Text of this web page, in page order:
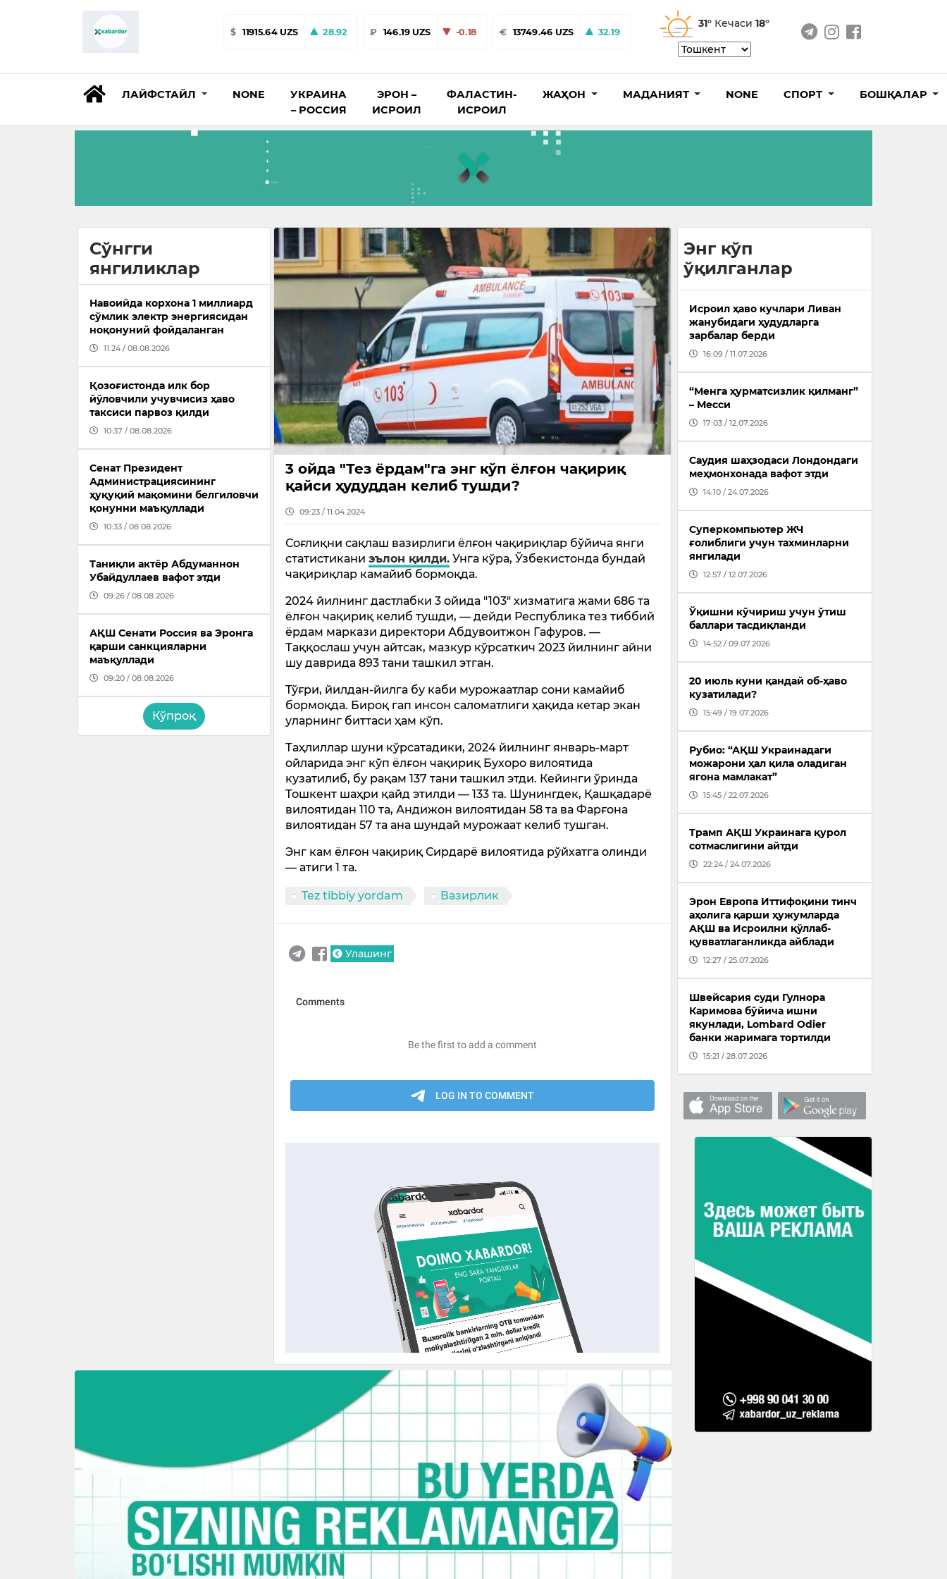
$ 11915.64 UZS 28.92 ₽ 146.19 UZS -0.18 € 13749.46 UZS 32.19
31° Кечаси 18°
ЛАЙФСТАЙЛ NONE
УКРАИНА
– РОССИЯ
ЭРОН –
ИСРОИЛ
ФАЛАСТИН-
ИСРОИЛ
ЖАҲОН МАДАНИЯТ NONE СПОРТ БОШҚАЛАР
Сўнгги
янгиликлар
Навоийда корхона 1 миллиард
сўмлик электр энергиясидан
ноқонуний фойдаланган
11:24 / 08.08.2026
Қозоғистонда илк бор
йўловчили учувчисиз ҳаво
таксиси парвоз қилди
10:37 / 08.08.2026
Сенат Президент
Администрациясининг
ҳуқуқий мақомини белгиловчи
қонунни маъқуллади
10:33 / 08.08.2026
Таниқли актёр Абдуманнон
Убайдуллаев вафот этди
09:26 / 08.08.2026
АҚШ Сенати Россия ва Эронга
қарши санкцияларни
маъқуллади
09:20 / 08.08.2026
Кўпроқ
3 ойда "Тез ёрдам"га энг кўп ёлғон чақириқ
қайси ҳудуддан келиб тушди?
09:23 / 11.04.2024
Соғлиқни сақлаш вазирлиги ёлғон чақириқлар бўйича янги
статистиканиэълон қилди. Унга кўра, Ўзбекистонда бундай
чақириқлар камайиб бормоқда.
2024 йилнинг дастлабки 3 ойида "103" хизматига жами 686 та
ёлғон чақириқ келиб тушди, — дейди Республика тез тиббий
ёрдам маркази директори Абдувоитжон Гафуров. —
Таққослаш учун айтсак, мазкур кўрсаткич 2023 йилнинг айни
шу даврида 893 тани ташкил этган.
Тўғри, йилдан-йилга бу каби мурожаатлар сони камайиб
бормоқда. Бироқ гап инсон саломатлиги ҳақида кетар экан
уларнинг биттаси ҳам кўп.
Таҳлиллар шуни кўрсатадики, 2024 йилнинг январь-март
ойларида энг кўп ёлғон чақириқ Бухоро вилоятида
кузатилиб, бу рақам 137 тани ташкил этди. Кейинги ўринда
Тошкент шаҳри қайд этилди — 133 та. Шунингдек, Қашқадарё
вилоятидан 110 та, Андижон вилоятидан 58 та ва Фарғона
вилоятидан 57 та ана шундай мурожаат келиб тушган.
Энг кам ёлғон чақириқ Сирдарё вилоятида рўйхатга олинди
— атиги 1 та.
Tez tibbiy yordam Вазирлик
Улашинг
Энг кўп
ўқилганлар
Исроил ҳаво кучлари Ливан
жанубидаги ҳудудларга
зарбалар берди
16:09 / 11.07.2026
“Менга ҳурматсизлик қилманг”
– Месси
17:03 / 12.07.2026
Саудия шаҳзодаси Лондондаги
меҳмонхонада вафот этди
14:10 / 24.07.2026
Суперкомпьютер ЖЧ
ғолиблиги учун тахминларни
янгилади
12:57 / 12.07.2026
Ўқишни кўчириш учун ўтиш
баллари тасдиқланди
14:52 / 09.07.2026
20 июль куни қандай об-ҳаво
кузатилади?
15:49 / 19.07.2026
Рубио: “АҚШ Украинадаги
можарони ҳал қила оладиган
ягона мамлакат”
15:45 / 22.07.2026
Трамп АҚШ Украинага қурол
сотмаслигини айтди
22:24 / 24.07.2026
Эрон Европа Иттифоқини тинч
аҳолига қарши ҳужумларда
АҚШ ва Исроилни қўллаб-
қувватлаганликда айблади
12:27 / 25.07.2026
Швейсария суди Гулнора
Каримова бўйича ишни
якунлади, Lombard Odier
банки жаримага тортилди
15:21 / 28.07.2026